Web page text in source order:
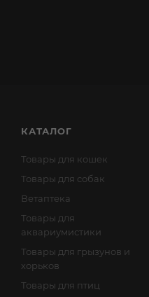
КАТАЛОГ
Товары для кошек
Товары для собак
Ветаптека
Товары для
аквариумистики
Товары для грызунов и
хорьков
Товары для птиц